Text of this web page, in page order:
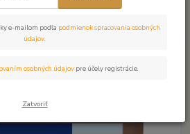
e-mailom podľa podmienok spracovania osobných
údajov.
osobných údajov pre účely registrácie.
Zatvoriť